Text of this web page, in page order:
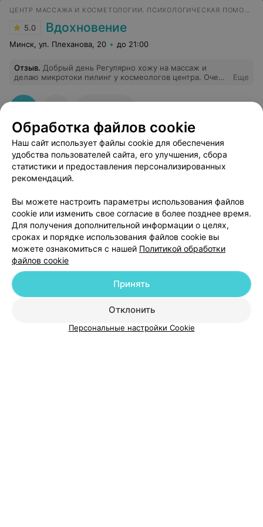
ЦЕНТР МАССАЖА И КОСМЕТОЛОГИИ. ПСИХОЛОГИЧЕСКАЯ ПОМОЩЬ
5.0 Вдохновение
Минск, ул. Плеханова, 20 до 21:00
Отзыв. Добрый день Регулярно хожу на массаж и
делаю микротоки пилинг у космеологов центра. Очень
персоналом.
Еще
Добавить специалиста
О проекте Новости проекта
Размещение рекламы
Медицинский маркетинг
Публичный договор
Пользовательское соглашение
Способы оплаты
Обработка файлов cookie
Наш сайт использует файлы cookie для обеспечения
удобства пользователей сайта, его улучшения, сбора
статистики и предоставления персонализированных
рекомендаций.
Вы можете настроить параметры использования файлов
cookie или изменить свое согласие в более позднее время.
Для получения дополнительной информации о целях,
сроках и порядке использования файлов cookie вы
можете ознакомиться с нашей Политикой обработки
файлов cookie
Отклонить
Принять
Персональные настройки Cookie